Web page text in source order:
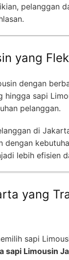
pelanggan
yang
dengan
hingga sapi
pelanggan.
di
dengan
lebih efisien
yang
sapi
sapi Limousin